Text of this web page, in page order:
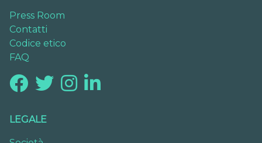
Press Room
Contatti
Codice etico
FAQ
LEGALE